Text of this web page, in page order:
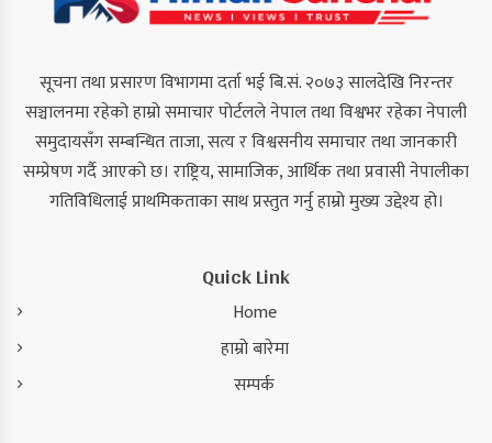
सूचना तथा प्रसारण विभागमा दर्ता भई बि.सं. २०७३ सालदेखि निरन्तर
सञ्चालनमा रहेको हाम्रो समाचार पोर्टलले नेपाल तथा विश्वभर रहेका नेपाली
समुदायसँग सम्बन्धित ताजा, सत्य र विश्वसनीय समाचार तथा जानकारी
सम्प्रेषण गर्दै आएको छ। राष्ट्रिय, सामाजिक, आर्थिक तथा प्रवासी नेपालीका
गतिविधिलाई प्राथमिकताका साथ प्रस्तुत गर्नु हाम्रो मुख्य उद्देश्य हो।
Quick Link
Home
हाम्रो बारेमा
सम्पर्क